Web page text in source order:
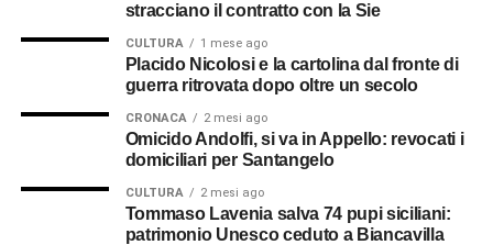
stracciano il contratto con la Sie
CULTURA 1 mese ago
Placido Nicolosi e la cartolina dal fronte di
guerra ritrovata dopo oltre un secolo
CRONACA 2 mesi ago
Omicido Andolfi, si va in Appello: revocati i
domiciliari per Santangelo
CULTURA 2 mesi ago
Tommaso Lavenia salva 74 pupi siciliani:
patrimonio Unesco ceduto a Biancavilla